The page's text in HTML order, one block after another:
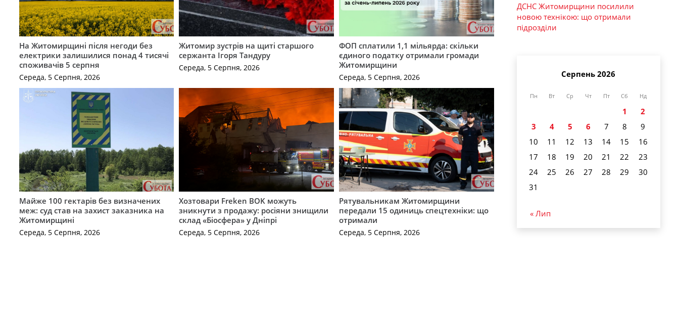
На Житомирщині після негоди без
електрики залишилися понад 4 тисячі
споживачів 5 серпня
Середа, 5 Серпня, 2026
Житомир зустрів на щиті старшого
сержанта Ігоря Тандуру
Середа, 5 Серпня, 2026
ФОП сплатили 1,1 мільярда: скільки
єдиного податку отримали громади
Житомирщини
Середа, 5 Серпня, 2026
Майже 100 гектарів без визначених
меж: суд став на захист заказника на
Житомирщині
Середа, 5 Серпня, 2026
Хозтовари Freken BOK можуть
зникнути з продажу: росіяни знищили
склад «Біосфера» у Дніпрі
Середа, 5 Серпня, 2026
Рятувальникам Житомирщини
передали 15 одиниць спецтехніки: що
отримали
Середа, 5 Серпня, 2026
ДСНС Житомирщини посилили
новою технікою: що отримали
підрозділи
Серпень 2026
Пн Вт Ср Чт Пт Сб Нд
1
2
3
4 5 6 7 8
9
10
11 12 13 14 15
16
17
18 19 20 21 22
23
24
25 26 27 28 29
30
31
« Лип